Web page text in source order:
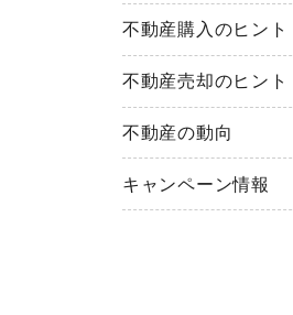
不動産購入のヒント
不動産売却のヒント
不動産の動向
キャンペーン情報